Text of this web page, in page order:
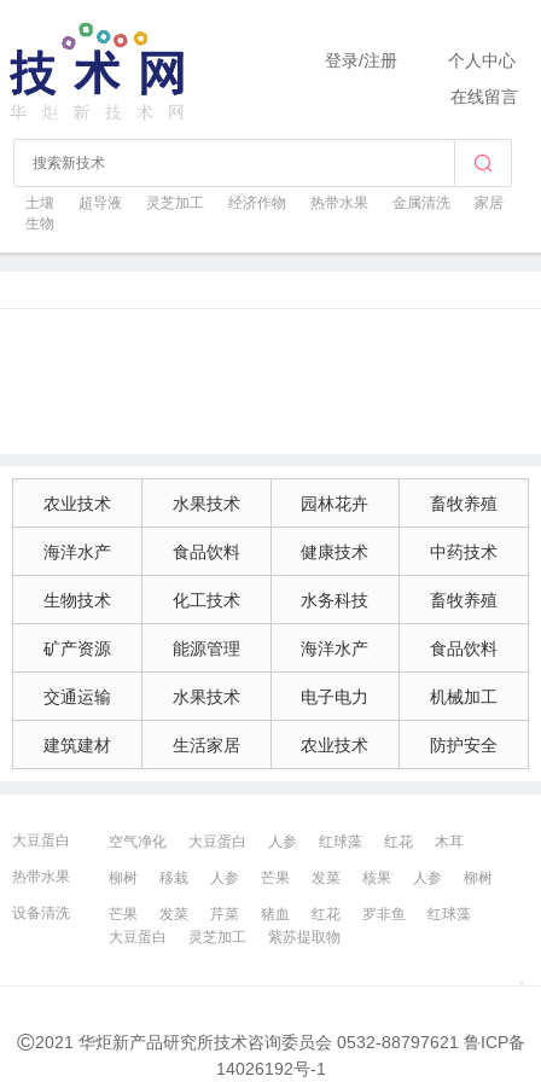
土壤 超导液 灵芝加工 经济作物 热带水果 金属清洗
家居
生物
登录/注册
个人中心
在线留言
农业技术 水果技术 园林花卉 畜牧养殖
海洋水产 食品饮料 健康技术 中药技术
生物技术 化工技术 水务科技 畜牧养殖
矿产资源 能源管理 海洋水产 食品饮料
交通运输 水果技术 电子电力 机械加工
建筑建材 生活家居 农业技术 防护安全
大豆蛋白 空气净化 大豆蛋白 人参 红球藻 红花
木耳
红花
芒果 红球藻 芹菜 养鸭 芒果 芹菜
热带水果 柳树 移栽 人参 芒果 发菜 核果 人参
柳树
大豆蛋白
人参 发菜 猪血 红花 柳树
发菜
宁波百姓网
镇江百姓网 湖州百姓网
设备清洗 芒果 发菜 芹菜 猪血 红花 罗非鱼
红球藻
大豆蛋白
灵芝加工 紫苏提取物
©2021 华炬新产品研究所技术咨询委员会 0532-88797621 鲁ICP备
14026192号-1